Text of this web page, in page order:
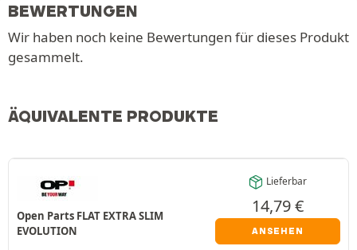
BEWERTUNGEN
Wir haben noch keine Bewertungen für dieses Produkt
gesammelt.
ÄQUIVALENTE PRODUKTE
Open Parts FLAT EXTRA SLIM
EVOLUTION
Lieferbar
14,79€
ANSEHEN